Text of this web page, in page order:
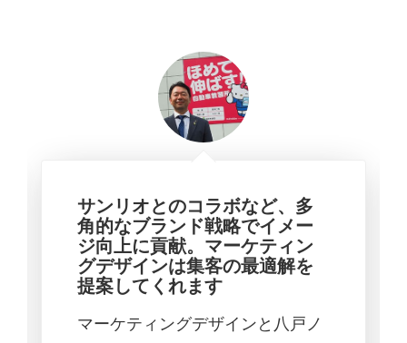
サンリオとのコラボなど、多
角的なブランド戦略でイメー
ジ向上に貢献。マーケティン
グデザインは集客の最適解を
提案してくれます
マーケティングデザインと八戸ノ